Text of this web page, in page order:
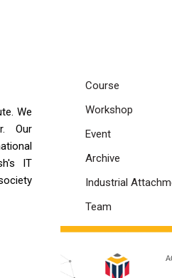
We
Our
IT
Course
Workshop
Event
Archive
Industrial
Team